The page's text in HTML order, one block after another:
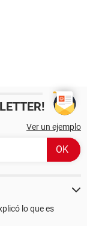
Ver un ejemplo
lo que es